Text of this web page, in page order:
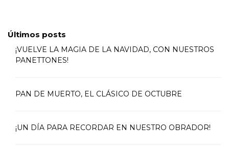
Últimos posts
¡VUELVE LA MAGIA DE LA NAVIDAD, CON NUESTROS
PANETTONES!
PAN DE MUERTO, EL CLÁSICO DE OCTUBRE
¡UN DÍA PARA RECORDAR EN NUESTRO OBRADOR!